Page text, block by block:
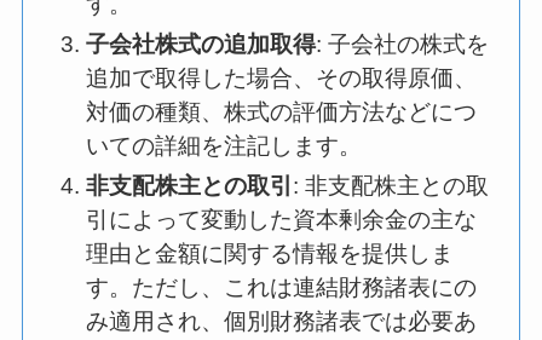
子会社株式の追加取得: 子会社の株式を
追加で取得した場合、その取得原価、
対価の種類、株式の評価方法などにつ
いての詳細を注記します。
非支配株主との取引 : 非支配株主との取
引によって変動した資本剰余金の主な
理由と金額に関する情報を提供しま
す。ただし、これは連結財務諸表にの
み適用され、個別財務諸表では必要あ